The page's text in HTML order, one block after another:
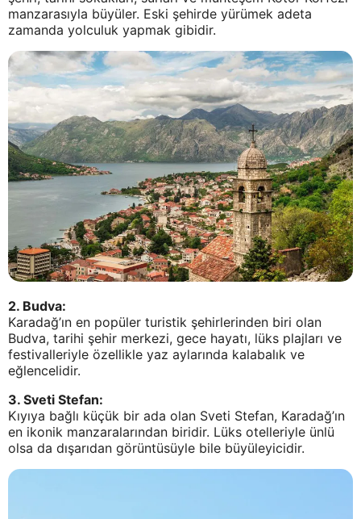
manzarasıyla büyüler. Eski şehirde yürümek adeta
zamanda yolculuk yapmak gibidir.
2. Budva:
Karadağ’ın en popüler turistik şehirlerinden biri olan
Budva, tarihi şehir merkezi, gece hayatı, lüks plajları ve
festivalleriyle özellikle yaz aylarında kalabalık ve
eğlencelidir.
3. Sveti Stefan:
Kıyıya bağlı küçük bir ada olan Sveti Stefan, Karadağ’ın
en ikonik manzaralarından biridir. Lüks otelleriyle ünlü
olsa da dışarıdan görüntüsüyle bile büyüleyicidir.